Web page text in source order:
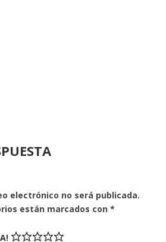
electrónico no será publicada.
están marcados con *